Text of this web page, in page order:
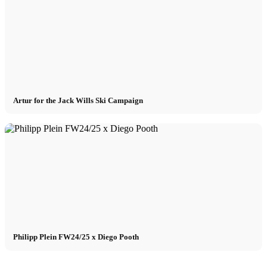
Artur for the Jack Wills Ski Campaign
Philipp Plein FW24/25 x Diego Pooth